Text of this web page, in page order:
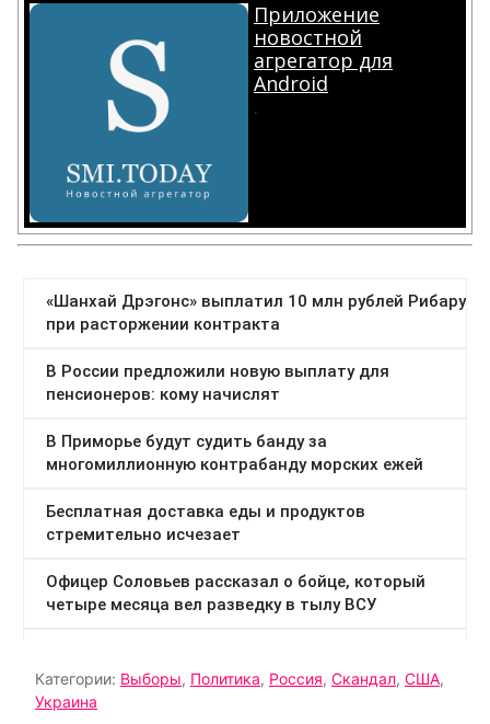
Приложение
новостной
агрегатор для
Android
.
Категории: Выборы, Политика, Россия, Скандал, США,
Украина